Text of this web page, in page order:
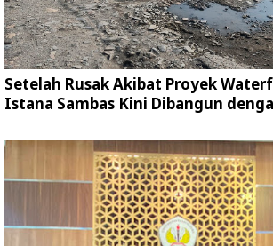
Setelah Rusak Akibat Proyek
Istana Sambas Kini Dibangun